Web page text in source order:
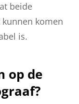
beide
komen
is.
op de